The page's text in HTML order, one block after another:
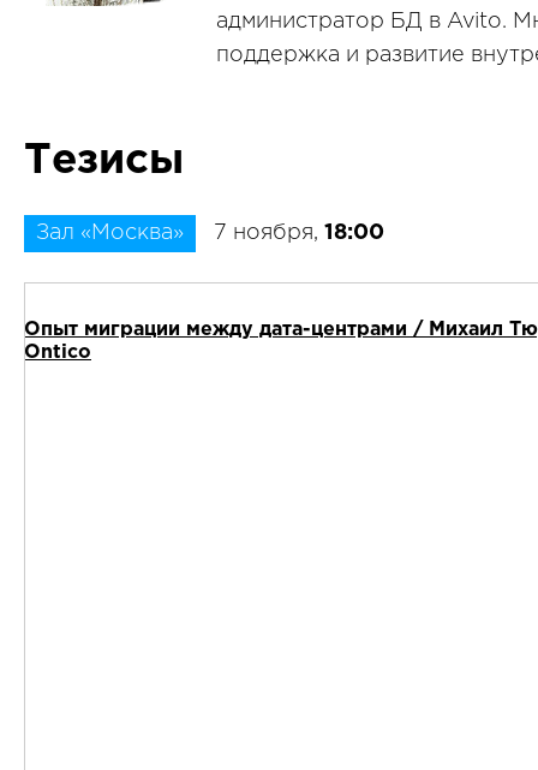
администратор БД в Avito.
поддержка и развитие
Тезисы
Зал «Москва» 7 ноября, 18:00
Опыт миграции между дата-центрами / Михаил
Ontico